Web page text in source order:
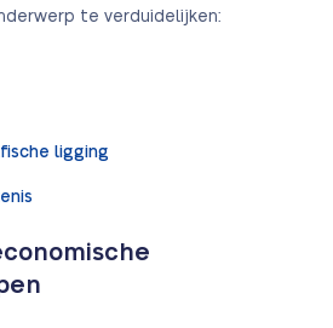
te verduidelijken:
ligging